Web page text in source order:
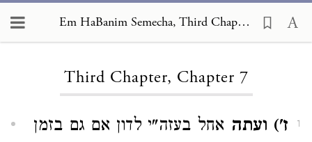
Em HaBanim Semecha, Third Chapter 7
Third Chapter, Chapter 7
1 ז') ועתה אחל בעזה"י לדון אם גם בזמן